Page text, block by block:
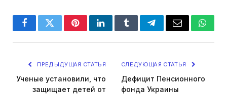
FacebookTwitterPinterestLinkedInTumblrTelegramEmail
ПРЕДЫДУЩАЯ СТАТЬЯ
Ученые установили, что
защищает детей от
СЛЕДУЮЩАЯ СТАТЬЯ
Дефицит Пенсионного
фонда Украины